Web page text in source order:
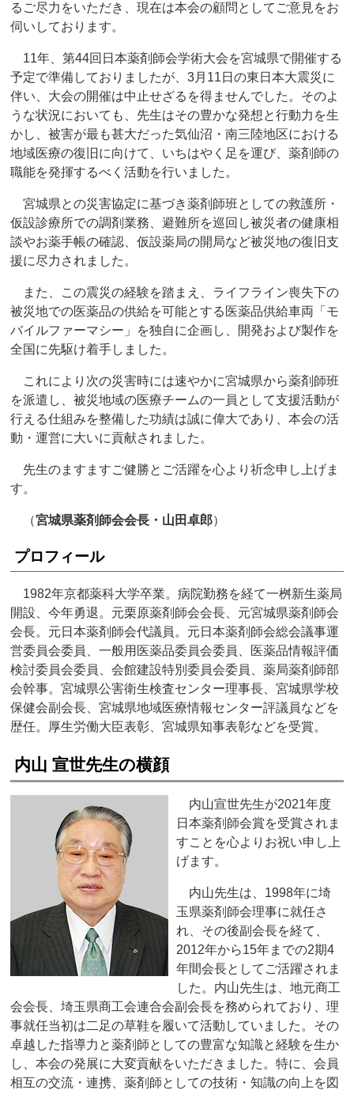
るご尽力をいただき、現在は本会の顧問としてご意見をお
伺いしております。
11年、第44回日本薬剤師会学術大会を宮城県で開催する
予定で準備しておりましたが、3月11日の東日本大震災に
伴い、大会の開催は中止せざるを得ませんでした。そのよ
うな状況においても、先生はその豊かな発想と行動力を生
かし、被害が最も甚大だった気仙沼・南三陸地区における
地域医療の復旧に向けて、いちはやく足を運び、薬剤師の
職能を発揮するべく活動を行いました。
宮城県との災害協定に基づき薬剤師班としての救護所・
仮設診療所での調剤業務、避難所を巡回し被災者の健康相
談やお薬手帳の確認、仮設薬局の開局など被災地の復旧支
援に尽力されました。
また、この震災の経験を踏まえ、ライフライン喪失下の
被災地での医薬品の供給を可能とする医薬品供給車両「モ
バイルファーマシー」を独自に企画し、開発および製作を
全国に先駆け着手しました。
これにより次の災害時には速やかに宮城県から薬剤師班
を派遣し、被災地域の医療チームの一員として支援活動が
行える仕組みを整備した功績は誠に偉大であり、本会の活
動・運営に大いに貢献されました。
先生のますますご健勝とご活躍を心より祈念申し上げま
す。
（宮城県薬剤師会会長・山田卓郎）
プロフィール
1982年京都薬科大学卒業。病院勤務を経て一桝新生薬局
開設、今年勇退。元栗原薬剤師会会長、元宮城県薬剤師会
会長。元日本薬剤師会代議員。元日本薬剤師会総会議事運
営委員会委員、一般用医薬品委員会委員、医薬品情報評価
検討委員会委員、会館建設特別委員会委員、薬局薬剤師部
会幹事。宮城県公害衛生検査センター理事長、宮城県学校
保健会副会長、宮城県地域医療情報センター評議員などを
歴任。厚生労働大臣表彰、宮城県知事表彰などを受賞。
内山 宣世先生の横顔
内山宣世先生が2021年度
日本薬剤師会賞を受賞されま
すことを心よりお祝い申し上
げます。
内山先生は、1998年に埼
玉県薬剤師会理事に就任さ
れ、その後副会長を経て、
2012年から15年までの2期4
年間会長としてご活躍されま
した。内山先生は、地元商工
会会長、埼玉県商工会連合会副会長を務められており、理
事就任当初は二足の草鞋を履いて活動していました。その
卓越した指導力と薬剤師としての豊富な知識と経験を生か
し、本会の発展に大変貢献をいただきました。特に、会員
相互の交流・連携、薬剤師としての技術・知識の向上を図